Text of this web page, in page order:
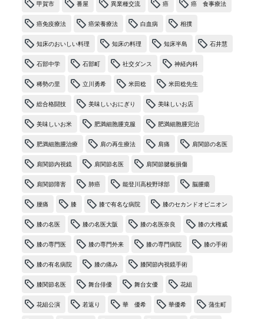
甲賀市 番屋 異業種交流 癌 癌 食事療法
癌免疫療法 癌栄養療法 白血病 相撲
知床のおいしい料理 知床の料理 知床半島 石井慧
石部中学 石部町 社交ダンス 神経内科
稀勢の里 立川勇希 米田稔 米田稔先生
総合格闘技 美味しいおにぎり 美味しいお店
美味しいお米 肥満細胞腫克服 肥満細胞腫完治
肥満細胞腫治療 肩の再生療法 肩痛 肩関節の名医
肩関節内視鏡 肩関節名医 肩関節腱板損傷
肩関節障害 肺癌 能登川高校野球部 脳腫瘍
腰痛 膝 膝で有名な病院 膝のセカンドオピニオン
膝の名医 膝の名医大阪 膝の名医奈良 膝の大権威
膝の専門医 膝の専門外来 膝の専門病院 膝の手術
膝の有名病院 膝の痛み 膝関節内視鏡手術
膝関節名医 舞台俳優 舞台女優 花組
花組公演 若返り 華 優希 華優希 蒲生町